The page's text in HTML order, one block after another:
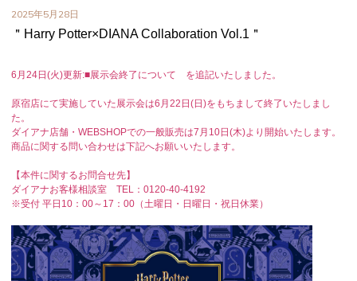
2025年5月28日
＂Harry Potter×DIANA Collaboration Vol.1＂
6月24日(火)更新:■展示会終了について を追記いたしました。
原宿店にて実施していた展示会は6月22日(日)をもちまして終了いたしまし
た。
ダイアナ店舗・WEBSHOPでの一般販売は7月10日(木)より開始いたします。
商品に関する問い合わせは下記へお願いいたします。
【本件に関するお問合せ先】
ダイアナお客様相談室 TEL：0120‐40‐4192
※受付 平日10：00～17：00（土曜日・日曜日・祝日休業）